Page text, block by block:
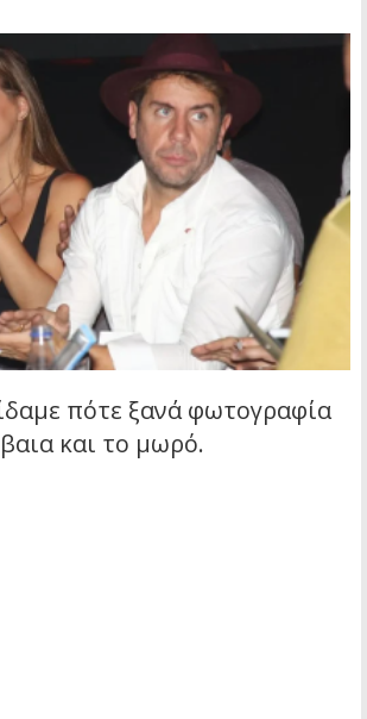
πότε ξανά φωτογραφία
και το μωρό.